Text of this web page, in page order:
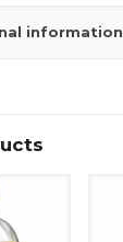
information